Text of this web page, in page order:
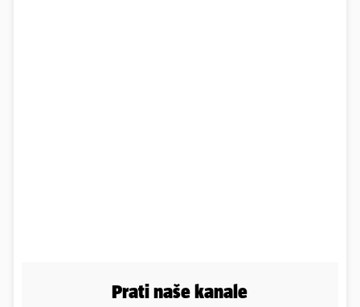
Prati naše kanale